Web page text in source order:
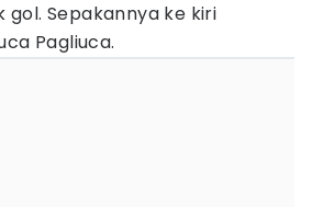
Sepakannya ke kiri
Pagliuca.